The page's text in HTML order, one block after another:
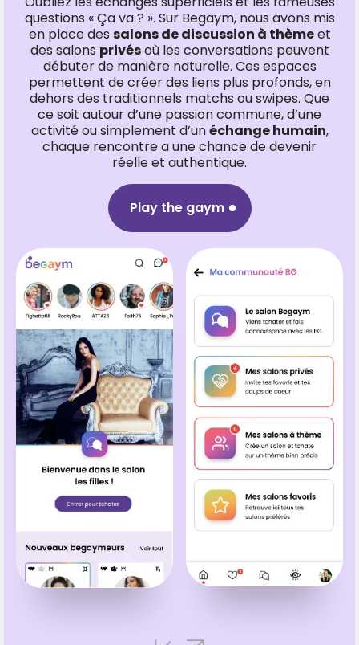
questions « Ça va ? ». Sur Begaym, nous avons mis
en place des salons de discussion à thèmeet
des salons privésoù les conversations peuvent
débuter de manière naturelle. Ces espaces
permettent de créer des liens plus profonds, en
dehors des traditionnels matchs ou swipes. Que
ce soit autour d’une passion commune, d’une
activité ou simplement d’unéchange humain,
chaque rencontre a une chance de devenir
réelle et authentique.
Play the gaym